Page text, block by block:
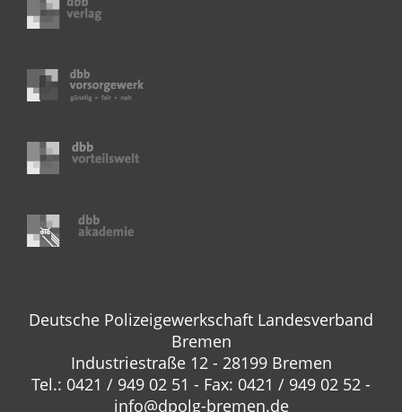
Deutsche Polizeigewerkschaft Landesverband
Bremen
Industriestraße 12 - 28199 Bremen
Tel.: 0421 / 949 02 51 - Fax: 0421 / 949 02 52 -
info@dpolg-bremen.de